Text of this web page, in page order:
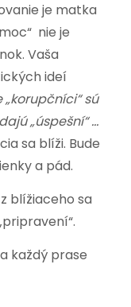
je matka
nie je
Vaša
ideí
sú
„úspešní“ …
sa blíži. Bude
a pád.
blížiaceho sa
každý prase